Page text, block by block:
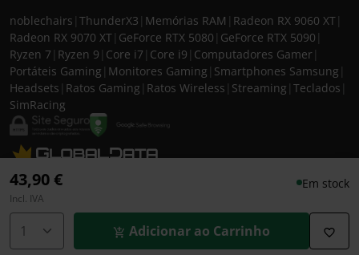
43,90 € Em stock
Incl. IVA
Adicionar ao Carrinho
noblechairs ThunderX3 Memórias RAM Radeon RX 9060 XT
Radeon RX 9070 XT GeForce RTX 5080 GeForce RTX 5090
Ryzen 7 Ryzen 9 Core i7 Core i9 Computadores Gamer
Portáteis Gaming Monitores Gaming Smartphones Samsung
Headsets Ratos Gaming Ratos Wireless Streaming Teclados
SimRacing
© 2026 CASEKING IBERIA. TODOS OS DIREITOS RESERVADOS. IVA incluído à
taxa em vigor para todos os produtos. As fotos apresentadas podem não
corresponder às configurações descritas. Preços e especificações sujeitos a
alteração sem aviso prévio. A caseking Iberia declina qualquer
responsabilidade por eventuais erros publicados no site.